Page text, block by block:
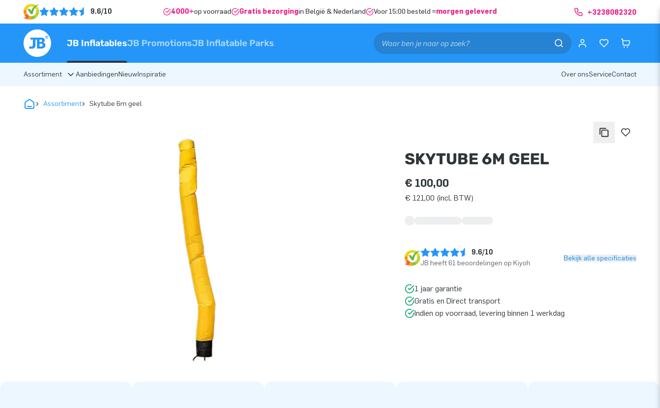
9.6/10 4000+op voorraad Gratis bezorgingin België & Nederland Voor 15:00 besteld =morgen geleverd +3238082320
JB InflatablesJB PromotionsJB Inflatable Parks
Assortiment AanbiedingenNieuwInspiratie Over onsServiceContact
Assortiment Skytube 6m geel
SKYTUBE 6M GEEL
€ 100,00
€ 121,00 (incl. BTW)
9.6/10
JB heeft 61 beoordelingen op Kiyoh
Bekijk alle specificaties
1 jaar garantie
Gratis en Direct transport
Indien op voorraad, levering binnen 1 werkdag